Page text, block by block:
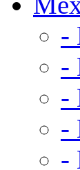
-
-
-
-
-